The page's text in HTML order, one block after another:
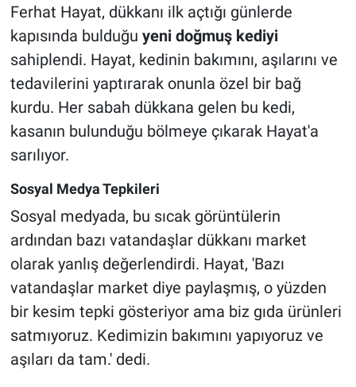
Ferhat Hayat, dükkanı ilk açtığı günlerde
kapısında bulduğu yeni doğmuş kediyi
sahiplendi. Hayat, kedinin bakımını, aşılarını ve
tedavilerini yaptırarak onunla özel bir bağ
kurdu. Her sabah dükkana gelen bu kedi,
kasanın bulunduğu bölmeye çıkarak Hayat'a
sarılıyor.
Sosyal Medya Tepkileri
Sosyal medyada, bu sıcak görüntülerin
ardından bazı vatandaşlar dükkanı market
olarak yanlış değerlendirdi. Hayat, 'Bazı
vatandaşlar market diye paylaşmış, o yüzden
bir kesim tepki gösteriyor ama biz gıda ürünleri
satmıyoruz. Kedimizin bakımını yapıyoruz ve
aşıları da tam.' dedi.